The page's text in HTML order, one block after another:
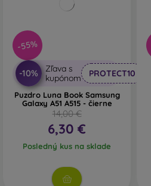
-55%
-10%
Zľava s
kupónom
PROTECT10
Puzdro Luna Book Samsung
Galaxy A51 A515 - čierne
14,00 €
6,30 €
Posledný kus na sklade